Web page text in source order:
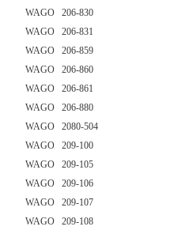
WAGO 206-830
WAGO 206-831
WAGO 206-859
WAGO 206-860
WAGO 206-861
WAGO 206-880
WAGO 2080-504
WAGO 209-100
WAGO 209-105
WAGO 209-106
WAGO 209-107
WAGO 209-108